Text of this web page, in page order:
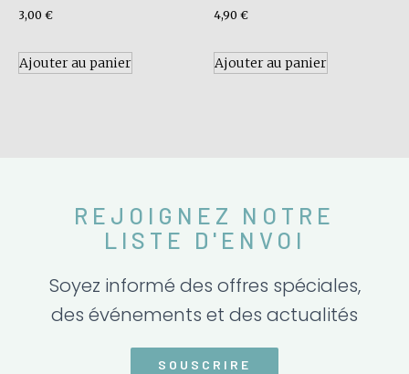
3,00 €
Ajouter au panier
4,90 €
Ajouter au panier
REJOIGNEZ NOTRE
LISTE D'ENVOI
Soyez informé des offres spéciales,
des événements et des actualités
SOUSCRIRE